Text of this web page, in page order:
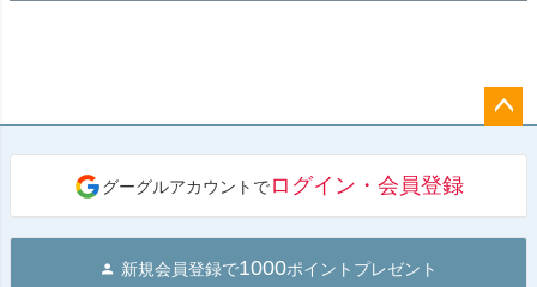
へ
グーグルアカウントでログイン・会員登録
新規会員登録で1000ポイントプレゼント